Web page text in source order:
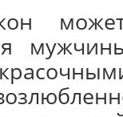
может